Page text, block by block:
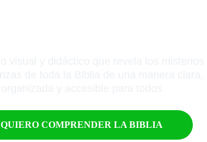
QUIERO COMPRENDER LA BIBLIA